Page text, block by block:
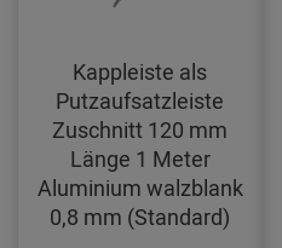
Kappleiste als
Putzaufsatzleiste
Zuschnitt 120 mm
Länge 1 Meter
Aluminium walzblank
0,8 mm (Standard)